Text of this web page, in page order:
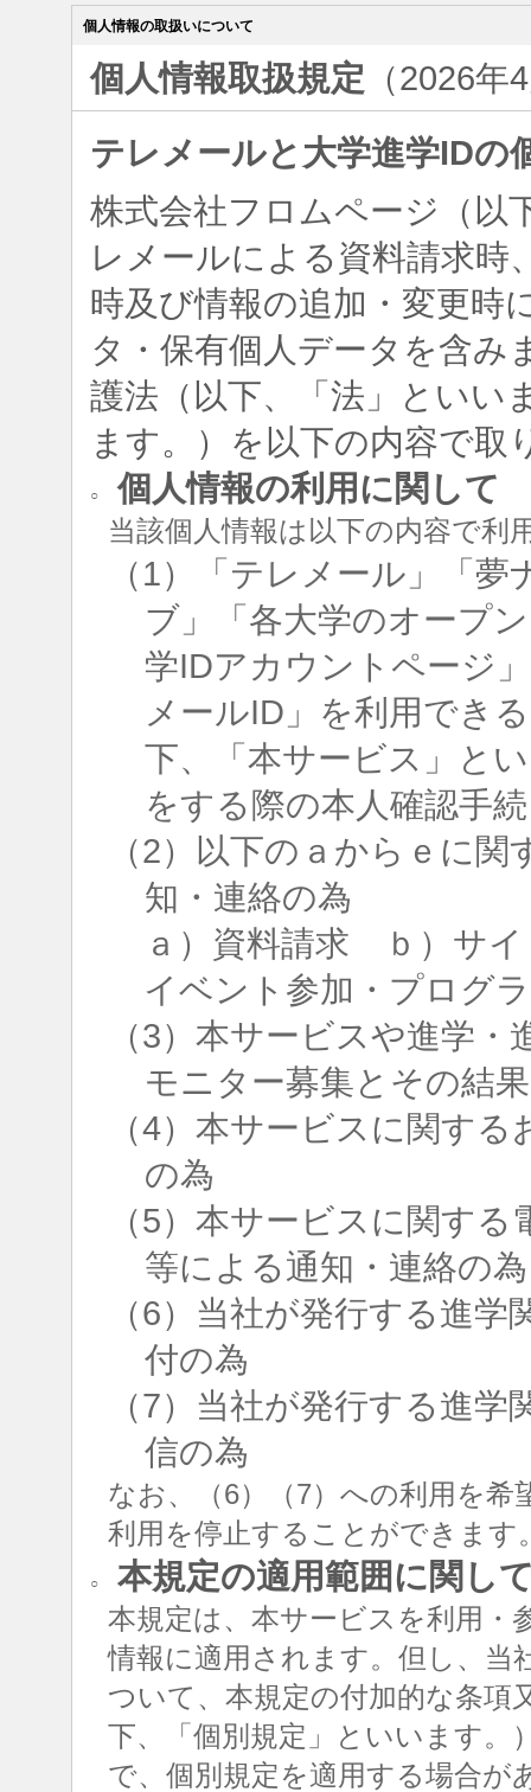
個人情報の取扱いについて
個人情報取扱規定 （2026
テレメールと大学進学IDの
株式会社フロムページ（以
レメールによる資料請求時
時及び情報の追加・変更時
タ・保有個人データを含み
護法（以下、「法」といい
ます。）を以下の内容で取
○ 個人情報の利用に関して
当該個人情報は以下の内容で利
（1）「テレメール」「
ブ」「各大学のオープ
学IDアカウントページ
メールID」を利用でき
下、「本サービス」と
をする際の本人確認手
（2）以下のａからｅに
知・連絡の為
ａ）資料請求 ｂ）サ
イベント参加・プログ
（3）本サービスや進学
モニター募集とその結
（4）本サービスに関す
の為
（5）本サービスに関す
等による通知・連絡の為
（6）当社が発行する進
付の為
（7）当社が発行する進
信の為
なお、（6）（7）への利用を
利用を停止することができます
○ 本規定の適用範囲に関し
本規定は、本サービスを利用・
情報に適用されます。但し、当
ついて、本規定の付加的な条項
下、「個別規定」といいます。
で、個別規定を適用する場合が